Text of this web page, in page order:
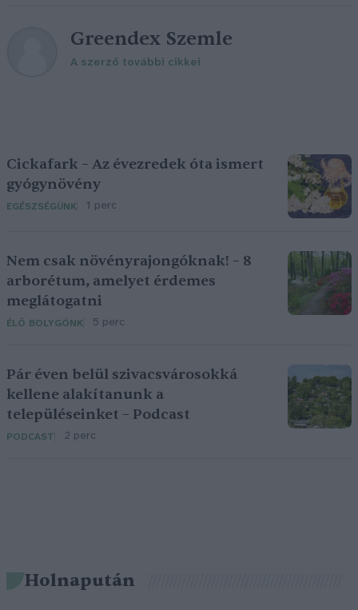
Greendex Szemle
A szerző további cikkei
Cickafark – Az évezredek óta ismert
gyógynövény
EGÉSZSÉGÜNK 1 perc
Nem csak növényrajongóknak! – 8
arborétum, amelyet érdemes
meglátogatni
ÉLŐ BOLYGÓNK 5 perc
Pár éven belül szivacsvárosokká
kellene alakítanunk a
településeinket – Podcast
PODCAST 2 perc
Holnapután